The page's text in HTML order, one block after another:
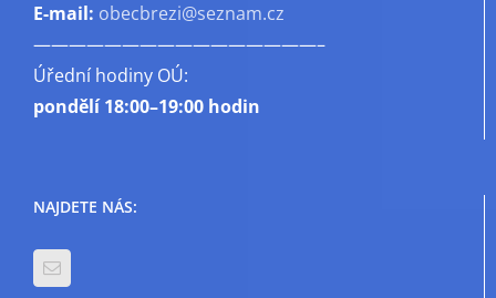
E-mail: obecbrezi@seznam.cz
————————————————–
Úřední hodiny OÚ:
pondělí18:00–19:00 hodin
NAJDETE NÁS: